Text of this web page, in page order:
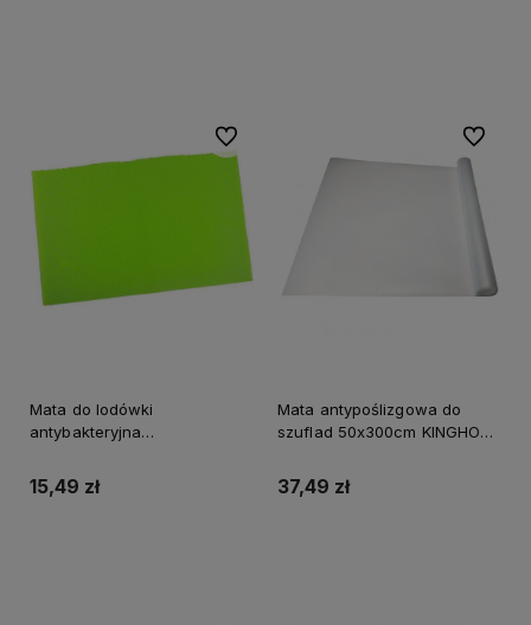
Mata do lodówki
antybakteryjna
KINGHOFF
15,49 zł
Do ulubionych
Mata antypoślizgowa do
szuflad 50x300cm KINGHOFF
37,49 zł
Do